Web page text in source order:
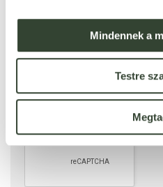
Mindennek a
Testre